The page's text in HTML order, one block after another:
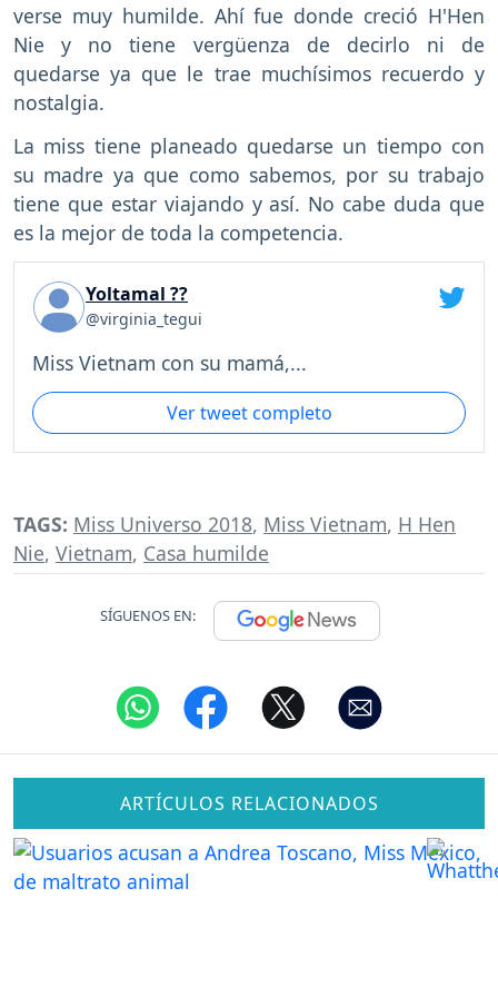
verse muy humilde. Ahí fue donde creció H'Hen
Nie y no tiene vergüenza de decirlo ni de
quedarse ya que le trae muchísimos recuerdo y
nostalgia.
La miss tiene planeado quedarse un tiempo con
su madre ya que como sabemos, por su trabajo
tiene que estar viajando y así. No cabe duda que
es la mejor de toda la competencia.
Yoltamal ??
@virginia_tegui
Miss Vietnam con su mamá,...
Ver tweet completo
TAGS: Miss Universo 2018, Miss Vietnam, H Hen
Nie, Vietnam, Casa humilde
SÍGUENOS EN:
ARTÍCULOS RELACIONADOS